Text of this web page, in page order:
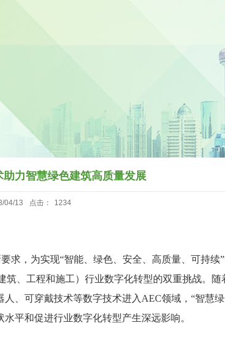
力智慧绿色建筑高质量发展
04/13 点击： 1234
求，为实现“智能、绿色、安全、高质量、可持续
筑、工程和施工）行业数字化转型的双重挑战。随
人、可穿戴技术等数字技术进入 AEC领域，“智慧
平和促进行业数字化转型产生深远影响。